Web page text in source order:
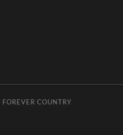
FOREVER COUNTRY